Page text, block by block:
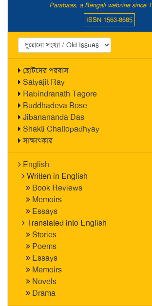
Parabaas, a Bengali webzine since
ISSN 1563-8685
ছোটদের পরবাস
Satyajit Ray
Rabindranath Tagore
Buddhadeva Bose
Jibanananda Das
Shakti Chattopadhyay
সাক্ষাৎকার
English
Written in English
Book Reviews
Memoirs
Essays
Translated into English
Stories
Poems
Essays
Memoirs
Novels
Drama